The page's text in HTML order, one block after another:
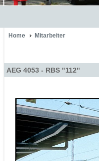
Home Mitarbeiter
AEG 4053 - RBS "112"